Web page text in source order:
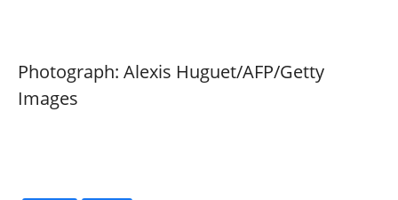
Photograph: Alexis Huguet/AFP/Getty
Images